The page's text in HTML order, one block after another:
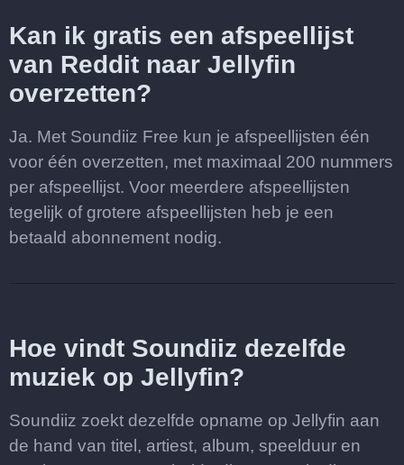
Kan ik gratis een afspeellijst
van Reddit naar Jellyfin
overzetten?
Ja. Met Soundiiz Free kun je afspeellijsten één
voor één overzetten, met maximaal 200 nummers
per afspeellijst. Voor meerdere afspeellijsten
tegelijk of grotere afspeellijsten heb je een
betaald abonnement nodig.
Hoe vindt Soundiiz dezelfde
muziek op Jellyfin?
Soundiiz zoekt dezelfde opname op Jellyfin aan
de hand van titel, artiest, album, speelduur en